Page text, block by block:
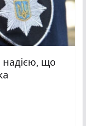
що